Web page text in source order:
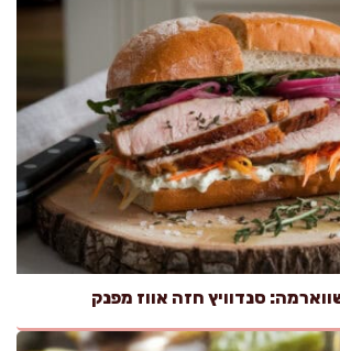
סנדוויץ חזה אווז מפנק